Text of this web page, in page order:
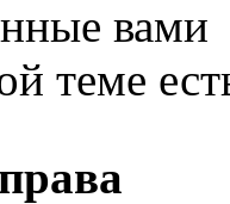
теме